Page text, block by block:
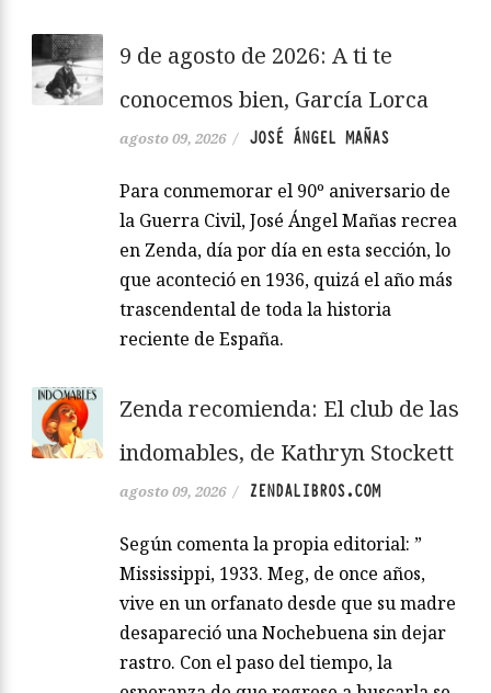
9 de agosto de 2026: A ti te
conocemos bien, García Lorca
agosto 09, 2026 / JOSÉ ÁNGEL MAÑAS
Para conmemorar el 90º aniversario de
la Guerra Civil, José Ángel Mañas recrea
en Zenda, día por día en esta sección, lo
que aconteció en 1936, quizá el año más
trascendental de toda la historia
reciente de España.
Zenda recomienda: El club de las
indomables, de Kathryn Stockett
agosto 09, 2026 / ZENDALIBROS.COM
Según comenta la propia editorial: ”
Mississippi, 1933. Meg, de once años,
vive en un orfanato desde que su madre
desapareció una Nochebuena sin dejar
rastro. Con el paso del tiempo, la